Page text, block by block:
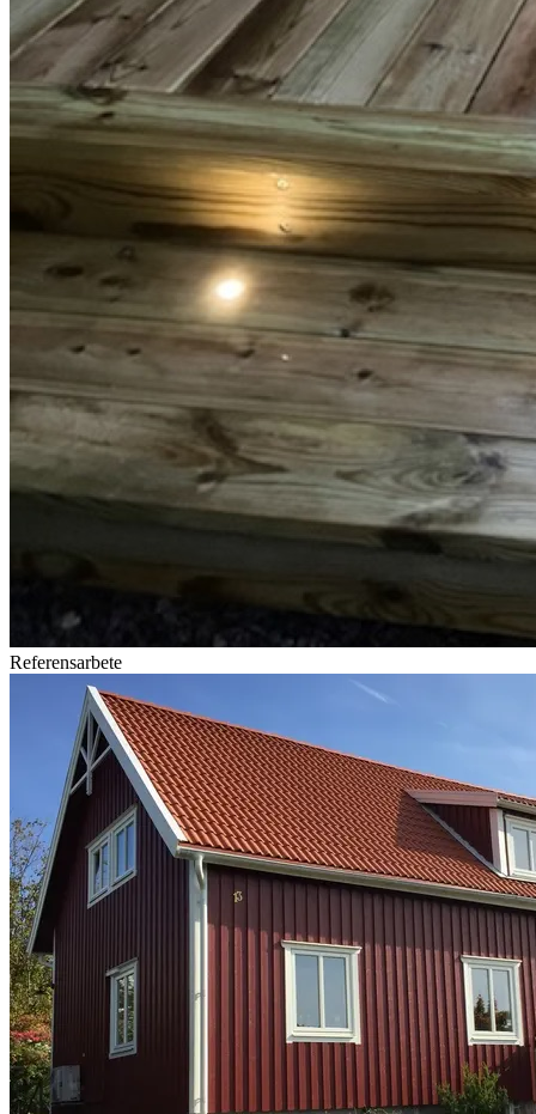
Referensarbete